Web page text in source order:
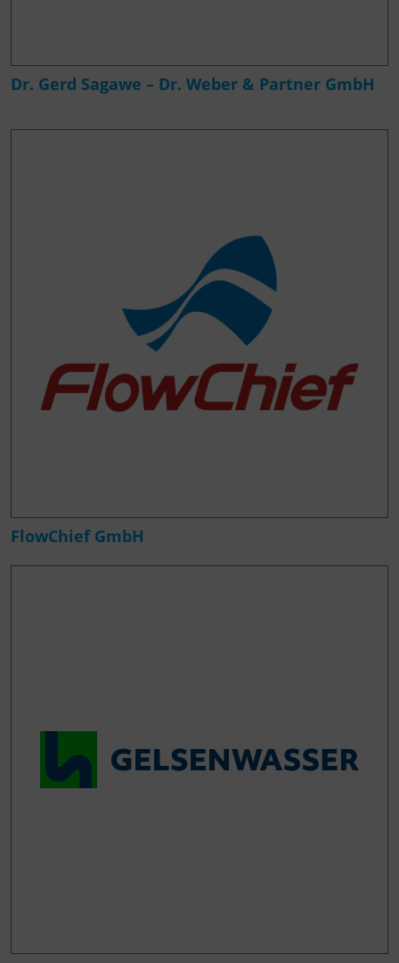
Dr. Gerd Sagawe – Dr. Weber & Partner GmbH
FlowChief GmbH